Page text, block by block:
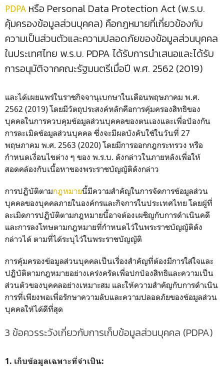
PDPA หรือ Personal Data Protection Act (พ.ร.บ.
คุ้มครองข้อมูลส่วนบุคคล) คือกฎหมายที่เกี่ยวข้องกับ
ความเป็นส่วนตัวและความปลอดภัยของข้อมูลส่วนบุคคล
ในประเทศไทย พ.ร.บ. PDPA ได้รับการนำเสนอและได้รับ
การอนุมัติจากคณะรัฐมนตรีเมื่อปี พ.ศ. 2562 (2019)
และได้เผยแพร่ในราชกิจจานุเบกษาในเดือนพฤษภาคม พ.ศ.
2562 (2019) โดยมีวัตถุประสงค์หลักคือการคุ้มครองสิทธิของ
บุคคลในการควบคุมข้อมูลส่วนบุคคลของตนเองและเพื่อป้องกัน
การละเมิดข้อมูลส่วนบุคคล ซึ่งจะมีผลบังคับใช้ในวันที่ 27
พฤษภาคม พ.ศ. 2563 (2020) โดยมีการออกกฎกระทรวง หรือ
กำหนดเงื่อนไขต่าง ๆ ของ พ.ร.บ. ดังกล่าวในภายหลังเพื่อให้
สอดคล้องกับเนื้อหาของพระราชบัญญัติดังกล่าว
การปฏิบัติตามกฎหมายนี้มีความสำคัญในการจัดการข้อมูลส่วน
บุคคลของบุคคลภายในองค์กรและกิจการในประเทศไทย โดยผู้ที่
ละเมิดการปฏิบัติตามกฎหมายนี้อาจต้องเผชิญกับการดำเนินคดี
และการลงโทษตามกฎหมายที่กำหนดไว้ในพระราชบัญญัติดัง
กล่าวได้ ตามที่ได้ระบุไว้ในพระราชบัญญัติ
การคุ้มครองข้อมูลส่วนบุคคลเป็นเรื่องสำคัญที่ต้องมีการใส่ใจและ
ปฏิบัติตามกฎหมายอย่างเคร่งครัดเพื่อปกป้องสิทธิและความเป็น
ส่วนตัวของบุคคลอย่างเหมาะสม และให้ความสำคัญกับการดำเนิน
การที่เพียงพอเพื่อรักษาความลับและความปลอดภัยของข้อมูลส่วน
บุคคลให้ได้ดีที่สุด
3 ข้อควรระวังเกี่ยวกับการเก็บข้อมูลส่วนบุคคล (PDPA)
1. เก็บข้อมูลเฉพาะที่จำเป็น: